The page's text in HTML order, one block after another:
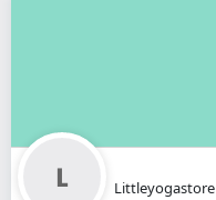
Littleyogastore